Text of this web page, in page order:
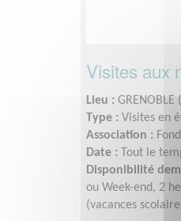
Visites aux
Lieu : GRENOBLE
Type : Visites en
Association :
Date :
Tout le
Disponibilité
ou Week-end, 2
(vacances